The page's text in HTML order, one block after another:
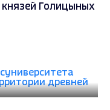
Голицыных